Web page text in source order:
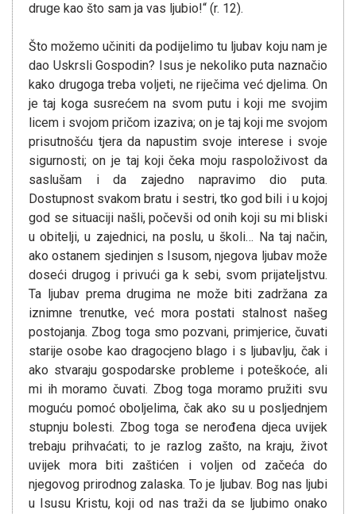
druge kao što sam ja vas ljubio!“ (r. 12).
Što možemo učiniti da podijelimo tu ljubav koju nam je
dao Uskrsli Gospodin? Isus je nekoliko puta naznačio
kako drugoga treba voljeti, ne riječima već djelima. On
je taj koga susrećem na svom putu i koji me svojim
licem i svojom pričom izaziva; on je taj koji me svojom
prisutnošću tjera da napustim svoje interese i svoje
sigurnosti; on je taj koji čeka moju raspoloživost da
saslušam i da zajedno napravimo dio puta.
Dostupnost svakom bratu i sestri, tko god bili i u kojoj
god se situaciji našli, počevši od onih koji su mi bliski
u obitelji, u zajednici, na poslu, u školi… Na taj način,
ako ostanem sjedinjen s Isusom, njegova ljubav može
doseći drugog i privući ga k sebi, svom prijateljstvu.
Ta ljubav prema drugima ne može biti zadržana za
iznimne trenutke, već mora postati stalnost našeg
postojanja. Zbog toga smo pozvani, primjerice, čuvati
starije osobe kao dragocjeno blago i s ljubavlju, čak i
ako stvaraju gospodarske probleme i poteškoće, ali
mi ih moramo čuvati. Zbog toga moramo pružiti svu
moguću pomoć oboljelima, čak ako su u posljednjem
stupnju bolesti. Zbog toga se nerođena djeca uvijek
trebaju prihvaćati; to je razlog zašto, na kraju, život
uvijek mora biti zaštićen i voljen od začeća do
njegovog prirodnog zalaska. To je ljubav. Bog nas ljubi
u Isusu Kristu, koji od nas traži da se ljubimo onako